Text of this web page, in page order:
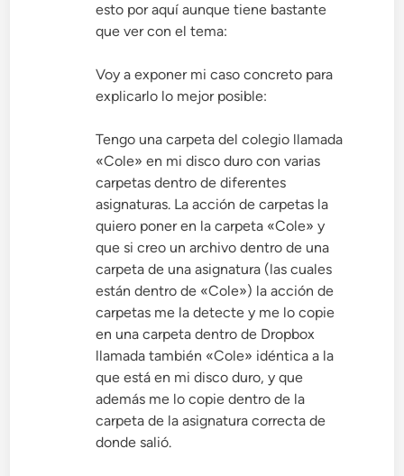
esto por aquí aunque tiene bastante
que ver con el tema:
Voy a exponer mi caso concreto para
explicarlo lo mejor posible:
Tengo una carpeta del colegio llamada
«Cole» en mi disco duro con varias
carpetas dentro de diferentes
asignaturas. La acción de carpetas la
quiero poner en la carpeta «Cole» y
que si creo un archivo dentro de una
carpeta de una asignatura (las cuales
están dentro de «Cole») la acción de
carpetas me la detecte y me lo copie
en una carpeta dentro de Dropbox
llamada también «Cole» idéntica a la
que está en mi disco duro, y que
además me lo copie dentro de la
carpeta de la asignatura correcta de
donde salió.